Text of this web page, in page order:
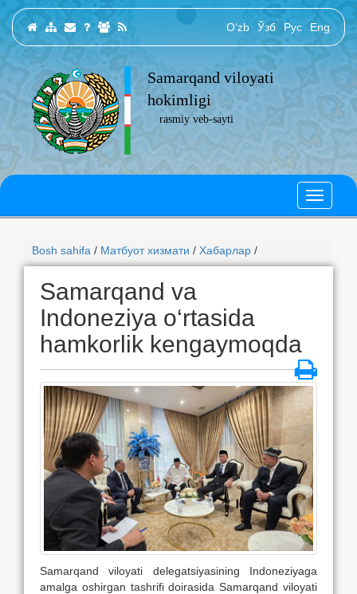
O‘zb Ўзб Рус Eng
Samarqand viloyati
hokimligi
rasmiy veb-sayti
Bosh sahifa / Матбуот хизмати / Хабарлар /
Samarqand va
Indoneziya o‘rtasida
hamkorlik kengaymoqda
Samarqand viloyati delegatsiyasining Indoneziyaga
amalga oshirgan tashrifi doirasida Samarqand viloyati